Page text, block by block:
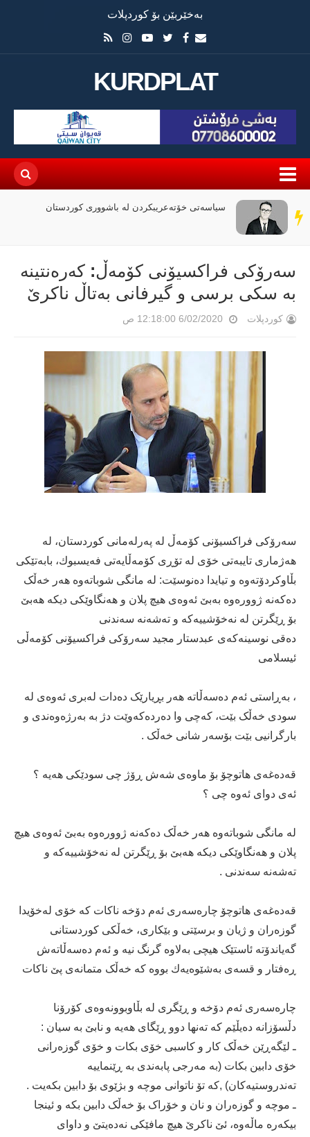
بەخێربێن بۆ کوردپلات
KURDPLAT
سەر
دێڕ
سیاسەتی خۆتەعریبکردن لە باشووری کوردستان
سەرۆكی فراكسیۆنی كۆمەڵ: کەرەنتینە
بە سکی برسی و گیرفانی بەتاڵ ناکرێ
کوردپلات 6/02/2020 12:18:00 ص
سەرۆكی فراكسیۆنی كۆمەڵ لە پەرلەمانی كوردستان، لە
هەژماری تایبەتی خۆی لە تۆڕی كۆمەڵایەتی فەیسبوك، بابەتێكی
بڵاوكردۆتەوە و تیایدا دەنوسێت: لە مانگی شوباتەوە هەر خەڵک
دەکەنە ژوورەوە بەبێ ئەوەی هیچ پلان و هەنگاوێکی دیکە هەبێ
بۆ ڕێگرتن لە نەخۆشییەکە و تەشەنە سەندنی
دەقی نوسینەكەی عبدستار مجید سەرۆكی فراكسیۆنی كۆمەڵی
ئیسلامی
، بەڕاستی ئەم دەسەڵاتە هەر بڕیارێک دەدات لەبری ئەوەی لە
سودی خەڵک بێت، کەچی وا دەردەکەوێت دژ بە بەرژەوەندی و
بارگرانیی بێت بۆسەر شانی خەڵک .
قەدەغەی هاتوچۆ بۆ ماوەی شەش ڕۆژ چی سودێکی هەیە ؟
ئەی دوای ئەوە چی ؟
لە مانگی شوباتەوە هەر خەڵک دەکەنە ژوورەوە بەبێ ئەوەی هیچ
پلان و هەنگاوێکی دیکە هەبێ بۆ ڕێگرتن لە نەخۆشییەکە و
تەشەنە سەندنی .
قەدەغەی هاتوچۆ چارەسەری ئەم دۆخە ناکات کە خۆی لەخۆیدا
گوزەران و ژیان و برسێتی و بێکاری، خەڵکی کوردستانی
گەیاندۆتە ئاستێک هیچی بەلاوە گرنگ نیه‌ و ئەم دەسەڵاتەش
ڕەفتار و قسەی به‌شێوه‌یه‌ك بووه‌ که‌ خەڵک متمانەی پێ ناکات
چارەسەری ئەم دۆخە و ڕێگری لە بڵاوبوونەوەی کۆرۆنا
دڵسۆزانه‌ ده‌یڵێم كه‌ تەنها دوو ڕێگای هەیە و نابێ بە سیان :
ـ لێگەڕێن خەڵک کار و کاسبی خۆی بکات و خۆی گوزەرانی
خۆی دابین بکات (به‌ مه‌رجی پابه‌ندی به‌ ڕێنماییه‌
ته‌ندروستیه‌كان) ,کە تۆ ناتوانی موچە و بژێوی بۆ دابین بکەیت .
ـ موچە و گوزەران و نان و خۆراک بۆ خەڵک دابین بکە و ئینجا
بیکەرە ماڵەوە، ئێ ناکرێ هیچ مافێکی نەدەیتێ و داوای